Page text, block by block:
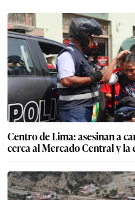
Centro de Lima: asesinan a
cerca al Mercado Central y la